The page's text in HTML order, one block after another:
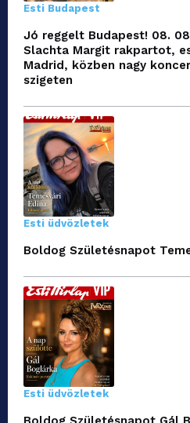
Esti Budapest
Jó reggelt Budapest! 08.
Slachta Margit rakpartot,
Madrid, közben nagy
szigeten
Esti üdvözletek
Boldog Születésnapot
Esti üdvözletek